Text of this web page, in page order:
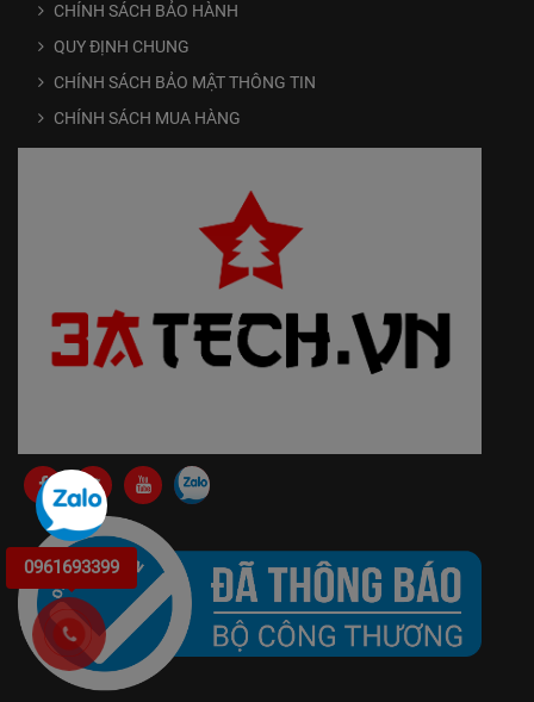
0961693399
CHÍNH SÁCH BẢO HÀNH
QUY ĐỊNH CHUNG
CHÍNH SÁCH BẢO MẬT THÔNG TIN
CHÍNH SÁCH MUA HÀNG